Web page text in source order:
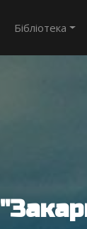
Бібліотека